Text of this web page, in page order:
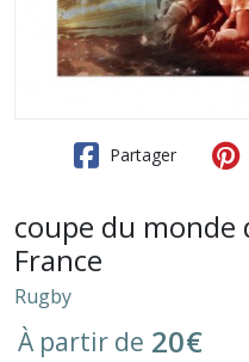
Partager
coupe du monde
France
Rugby
À partir de 20€